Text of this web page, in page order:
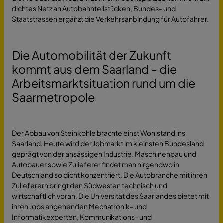
dichtes Netz an Autobahnteilstücken, Bundes- und
Staatstrassen ergänzt die Verkehrsanbindung für Autofahrer.
Die Automobilität der Zukunft
kommt aus dem Saarland - die
Arbeitsmarktsituation rund um die
Saarmetropole
Der Abbau von Steinkohle brachte einst Wohlstand ins
Saarland. Heute wird der Jobmarkt im kleinsten Bundesland
geprägt von der ansässigen Industrie. Maschinenbau und
Autobauer sowie Zulieferer findet man nirgendwo in
Deutschland so dicht konzentriert. Die Autobranche mit ihren
Zulieferern bringt den Südwesten technisch und
wirtschaftlich voran. Die Universität des Saarlandes bietet mit
ihren Jobs angehenden Mechatronik- und
Informatikexperten, Kommunikations- und